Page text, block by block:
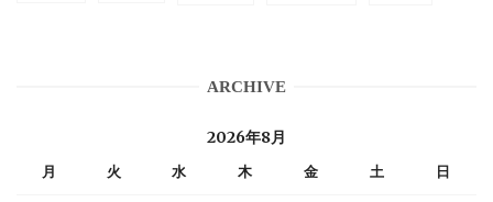
ARCHIVE
2026年8月
月 火 水 木 金 土 日